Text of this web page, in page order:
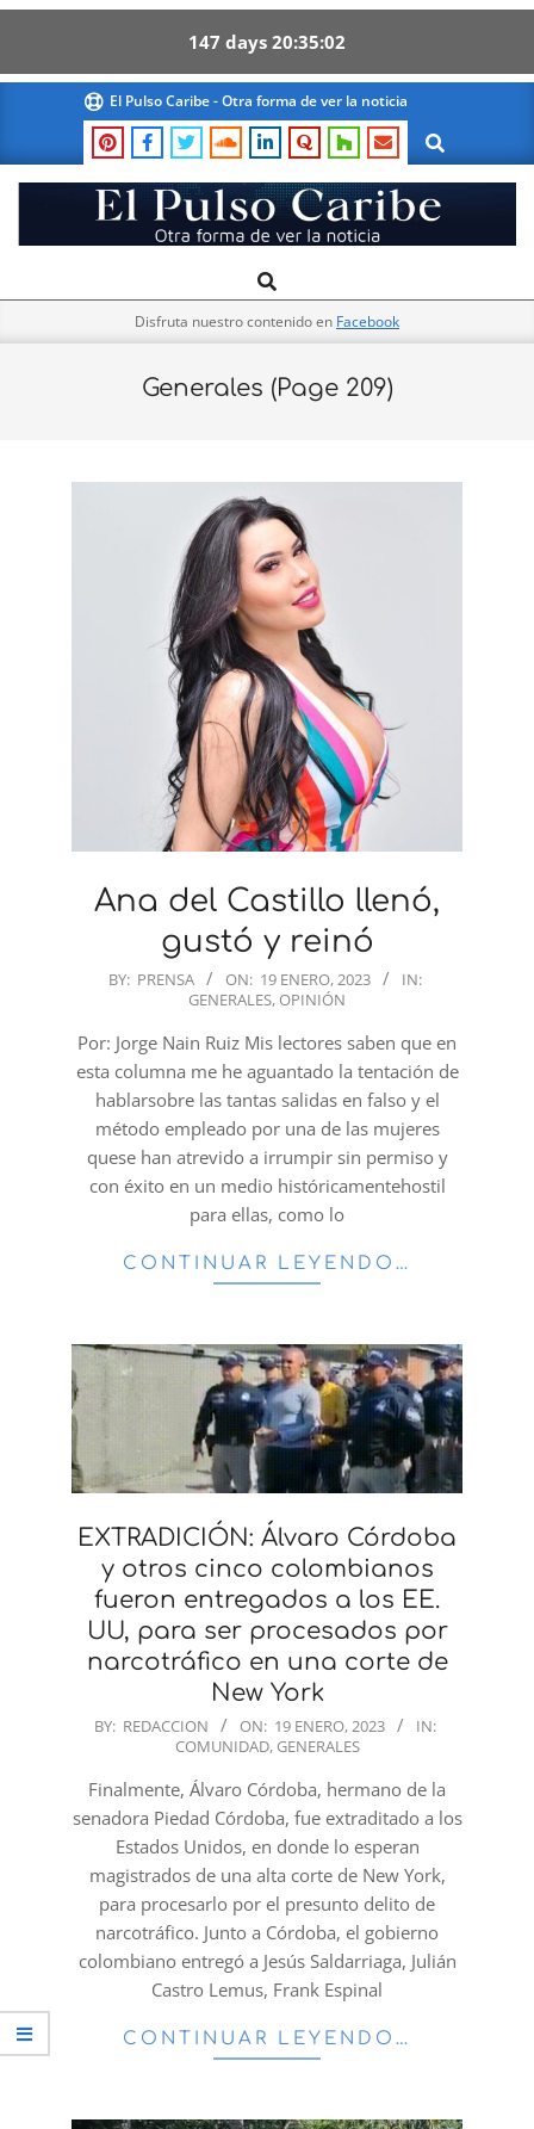
147 days 20 35 01
content
El Pulso Caribe - Otra forma de ver la noticia
Search
El
Pulso
Navigation
Search
Disfruta nuestro contenido en Facebook
Generales (Page 209)
Ana del Castillo llenó,
gustó y reinó
2023-
19
BY: PRENSA ON: 19 ENERO, 2023
IN:
GENERALES, OPINIÓN
Por: Jorge Nain Ruiz Mis lectores saben que en
esta columna me he aguantado la tentación de
hablarsobre las tantas salidas en falso y el
método empleado por una de las mujeres
quese han atrevido a irrumpir sin permiso y
con éxito en un medio históricamentehostil
para ellas, como lo
CONTINUAR LEYENDO…
EXTRADICIÓN: Álvaro Córdoba
y otros cinco colombianos
fueron entregados a los EE.
UU, para ser procesados por
narcotráfico en una corte de
New York
2023-
19
BY: REDACCION ON: 19 ENERO, 2023
IN:
COMUNIDAD, GENERALES
Finalmente, Álvaro Córdoba, hermano de la
senadora Piedad Córdoba, fue extraditado a los
Estados Unidos, en donde lo esperan
magistrados de una alta corte de New York,
para procesarlo por el presunto delito de
narcotráfico. Junto a Córdoba, el gobierno
colombiano entregó a Jesús Saldarriaga, Julián
Castro Lemus, Frank Espinal
CONTINUAR LEYENDO…